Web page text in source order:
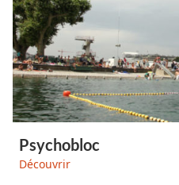
Psychobloc
Découvrir